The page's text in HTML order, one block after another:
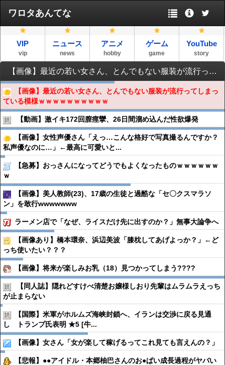
ワロタあんてな
VIP
vip
ニュース
news
アニメ
hobby
ゲーム
game
YouTube
story
【画像】最近の若い女さん、とんでもない服装が流行ってしまっている模様ｗｗｗｗｗｗｗｗｗｗ
【画像】最近の若い女さん、とんでもない服装が流行ってしまっ
ている模様ｗｗｗｗｗｗｗｗｗｗ
【動画】激イキ172回膣痙攣、26日間溜め込んだ性欲爆発
【画像】女性声優さん「えっ…こんな格好で写真撮るんですか？
私声優なのに…」←最高に可愛いと...
【急募】おっさんになってどうでもよくなったものｗｗｗｗｗｗ
ｗ
【画像】美人教師(23)、17歳の生徒と過酷な「セ〇クスマラソ
ン」を敢行wwwwwww
ラーメン店で「なぜ、ライスだけ先に出すのか？」無事大論争へ
【画像あり】橋本環奈、浜辺美波「膝枕してあげよっか？」←ど
っち使いたい？？？
【画像】将来が楽しみお乳（18）見つかってしまう????
【同人誌】隠れどすけべ清楚お嬢様しおり先輩はムラムラえっち
が止まらない
【国際】米軍がホルムズ海峡封鎖へ、イランは交渉に戻る見通
し トランプ氏表明 ★5 [牛...
【画像】女さん「女が楽して稼げるってこれ見ても言えんの？」
【悲報】●●アイドル・本郷柚巴さんのお●ぱい成長過程がヤバい